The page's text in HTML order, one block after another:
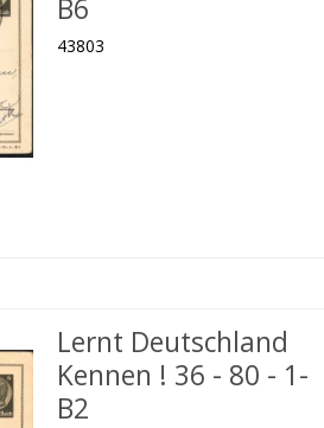
B6
43803
Lernt Deutschland
Kennen ! 36 - 80 - 1-
B2